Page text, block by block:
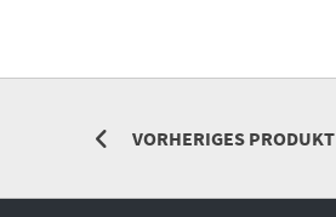
VORHERIGES PRODUKT